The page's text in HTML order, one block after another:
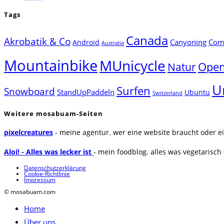
Tags
Akrobatik & Co Android Australia Canada Canyoning
MountainbikeMUnicycle Natur
Snowboard StandUpPaddeln Surfen Switzerland Ubuntu
Weitere mosabuam-Seiten
pixelcreatures - meine agentur. wer eine website braucht oder
Aloi! - Alles was lecker ist - mein foodblog. alles was
Datenschutzerklärung
Cookie-Richtlinie
Impressum
© mosabuam.com
Home
Über uns